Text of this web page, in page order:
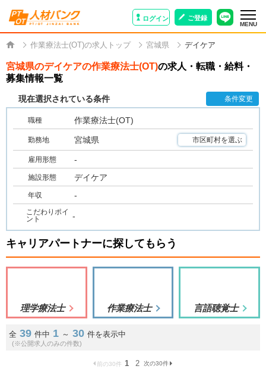
ログイン ご登録
MENU
作業療法士(OT)の求人トップ 宮城県 デイケア
宮城県のデイケアの作業療法士(OT)の求人・転職・給料・
募集情報一覧
現在選択されている条件 条件変更
職種 作業療法士(OT)
勤務地 宮城県 市区町村を選ぶ
雇用形態 -
施設形態 デイケア
年収 -
こだわりポイ
ント
-
キャリアパートナーに探してもらう
理学療法士 作業療法士 言語聴覚士
全 39 件中 1 ～ 30 件を表示中
(※公開求人のみの件数)
前の30件 1 2 次の30件